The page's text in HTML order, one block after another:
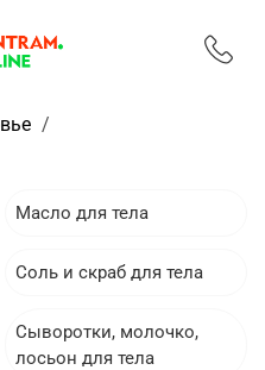
Масло для тела
Соль и скраб для тела
Сыворотки, молочко,
лосьон для тела